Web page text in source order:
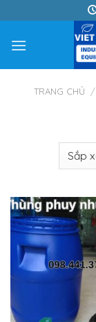
to
content
TRANG CHỦ /